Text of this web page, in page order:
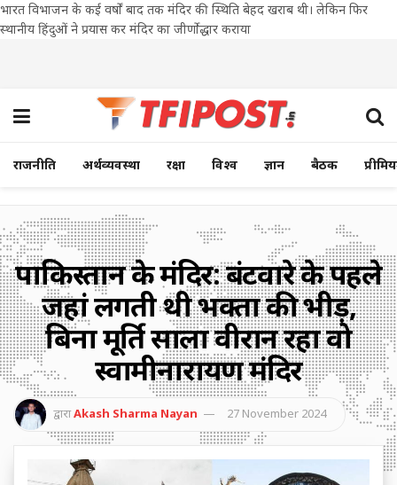
भारत विभाजन के कई वर्षों बाद तक मंदिर की स्थिति बेहद खराब थी। लेकिन फिर
स्थानीय हिंदुओं ने प्रयास कर मंदिर का जीर्णोद्धार कराया
राजनीति अर्थव्यवस्था रक्षा विश्व ज्ञान बैठक
पाकिस्तान के मंदिर: बंटवारे के पहले
जहां लगती थी भक्तों की भीड़,
बिना मूर्ति सालों वीरान रहा वो
स्वामीनारायण मंदिर
द्वाराAkash Sharma Nayan 27 November 2024